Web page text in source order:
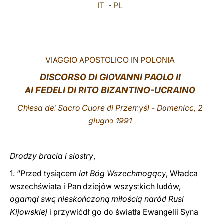
中文
LATINE
IT - PL
VIAGGIO APOSTOLICO IN POLONIA
DISCORSO DI GIOVANNI PAOLO II
AI FEDELI DI RITO BIZANTINO-UCRAINO
Chiesa del Sacro Cuore di Przemyśl - Domenica, 2
giugno 1991
Drodzy bracia i siostry,
1. “Przed tysiącem lat Bóg Wszechmogący, Władca
wszechświata i Pan dziejów wszystkich ludów,
ogarnął swą nieskończoną miłością naród Rusi
Kijowskiej i przywiódł go do światła Ewangelii Syna